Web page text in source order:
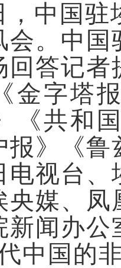
，中国
会。中
回答记
金字塔
《共和
报》《
电视台、
央媒、凤
新闻办
中国的